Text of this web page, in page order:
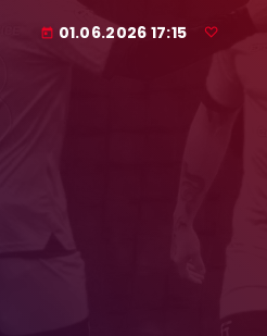
today 01.06.2026 17:15